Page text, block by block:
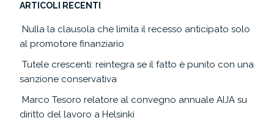
ARTICOLI RECENTI
Nulla la clausola che limita il recesso anticipato solo
al promotore finanziario
Tutele crescenti: reintegra se il fatto è punito con una
sanzione conservativa
Marco Tesoro relatore al convegno annuale AIJA su
diritto del lavoro a Helsinki